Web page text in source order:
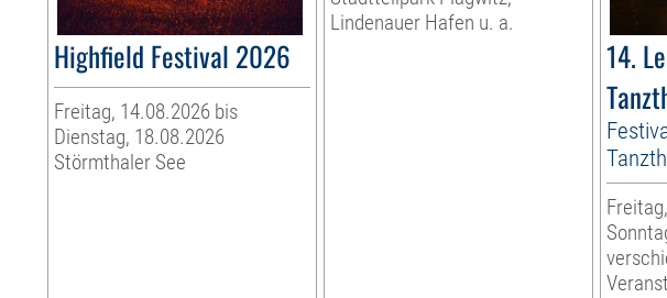
Highfield Festival 2026
Freitag, 14.08.2026 bis
Dienstag, 18.08.2026
Störmthaler See
Lindenauer Hafen u. a.
14.